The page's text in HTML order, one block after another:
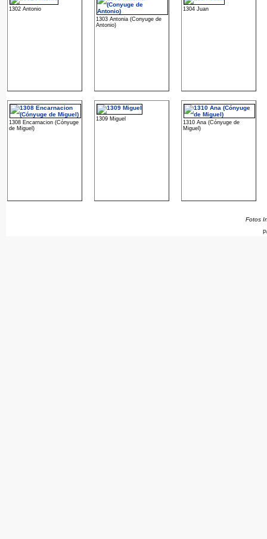
1302 Antonio
1303 Antonia (Conyuge de
Antonio)
1304 Juan
1308 Encarnacion (Cónyuge
de Miguel)
1309 Miguel
1310 Ana (Cónyuge de
Miguel)
Fotos